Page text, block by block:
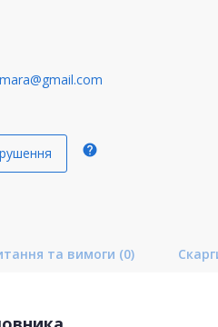
help
та вимоги (0)